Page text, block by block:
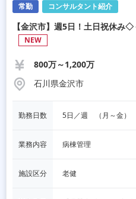
常勤 コンサルタント紹介
【金沢市】週5日！土日祝休み
NEW
800万～1,200万
石川県金沢市
勤務日数 5日／週　（月～金）
業務内容 病棟管理
施設区分 老健